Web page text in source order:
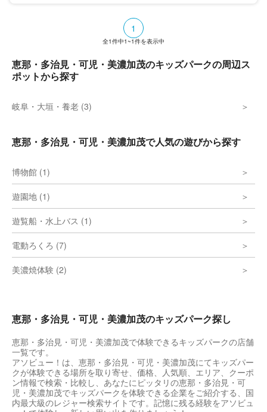
1
全1件中1~1件を表示中
恵那・多治見・可児・美濃加茂のキッズパークの周辺ス
ポットから探す
岐阜・大垣・養老 (3)
恵那・多治見・可児・美濃加茂で人気の遊びから探す
博物館 (1)
遊園地 (1)
遊覧船・水上バス (1)
電動ろくろ (7)
美濃焼体験 (2)
恵那・多治見・可児・美濃加茂のキッズパーク探し
恵那・多治見・可児・美濃加茂で体験できるキッズパークの店舗
一覧です。
アソビュー！は、恵那・多治見・可児・美濃加茂にてキッズパー
クが体験できる場所を取り寄せ、価格、人気順、エリア、クーポ
ン情報で検索・比較し、あなたにピッタリの恵那・多治見・可
児・美濃加茂でキッズパークを体験できる企業をご紹介する、国
内最大級のレジャー検索サイトです。記憶に残る経験をアソビュ